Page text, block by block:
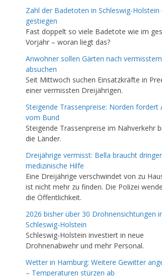
Zahl der Badetoten in Schleswig-Holstein
gestiegen
Fast doppelt so viele Badetote wie im
Vorjahr – woran liegt das?
Anwohner sollen Gärten nach
absuchen
Seit Mittwoch suchen Einsatzkräfte in
einer vermissten Dreijährigen.
Steigende Trassenpreise: Norden fordert
vom Bund
Steigende Trassenpreise im Nahverkehr
die Länder.
Dreijährige vermisst: Bella braucht
medizinische Hilfe
Eine Dreijährige verschwindet von zu
ist nicht mehr zu finden. Die Polizei
die Öffentlichkeit.
2026 bisher über 30 Drohnensichtungen
Schleswig-Holstein
Schleswig-Holstein investiert in neue
Drohnenabwehr und mehr Personal.
Wetter in Hamburg: Weitere Gewitter
– Temperaturen stürzen ab